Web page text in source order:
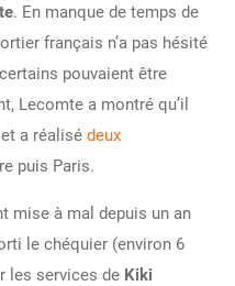
. En manque de temps de
français n’a pas hésité
pouvaient être
Lecomte a montré qu’il
a réalisé deux
puis Paris.
mise à mal depuis un an
le chéquier (environ 6
les services de Kiki